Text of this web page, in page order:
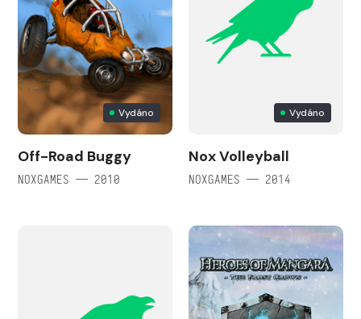
Vydáno
Off-Road Buggy
NOXGAMES — 2010
Vydáno
Nox Volleyball
NOXGAMES — 2014